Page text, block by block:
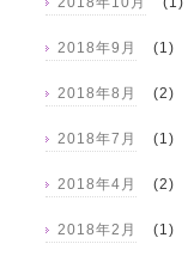
2018年9月 (1)
2018年8月 (2)
2018年7月 (1)
2018年4月 (2)
2018年2月 (1)